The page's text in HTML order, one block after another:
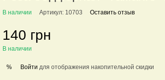
В наличии Артикул: 10703 Оставить отзыв
140 грн
В наличии
% Войти для отображения накопительной скидки